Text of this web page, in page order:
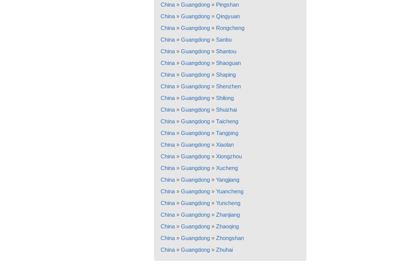
China » Guangdong » Pingshan
China » Guangdong » Qingyuan
China » Guangdong » Rongcheng
China » Guangdong » Sanbu
China » Guangdong » Shantou
China » Guangdong » Shaoguan
China » Guangdong » Shaping
China » Guangdong » Shenzhen
China » Guangdong » Shilong
China » Guangdong » Shuizhai
China » Guangdong » Taicheng
China » Guangdong » Tangping
China » Guangdong » Xiaolan
China » Guangdong » Xiongzhou
China » Guangdong » Xucheng
China » Guangdong » Yangjiang
China » Guangdong » Yuancheng
China » Guangdong » Yuncheng
China » Guangdong » Zhanjiang
China » Guangdong » Zhaoqing
China » Guangdong » Zhongshan
China » Guangdong » Zhuhai